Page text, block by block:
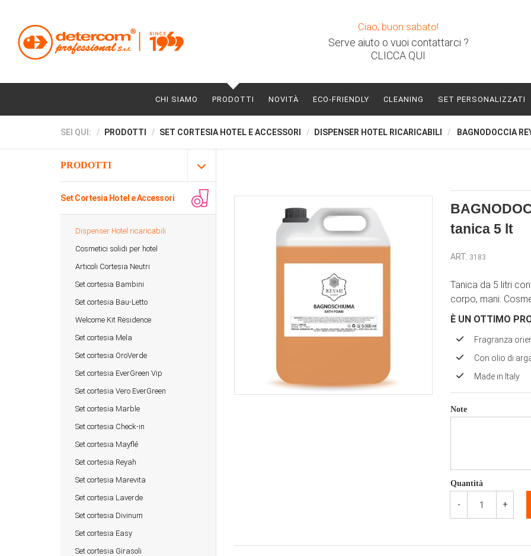
Ciao, buon sabato!
Serve aiuto o vuoi contattarci ?
CLICCA QUI
CHI SIAMO PRODOTTI NOVITÀ ECO-FRIENDLY CLEANING SET PERSONALIZZATI
SEI QUI: PRODOTTI SET CORTESIA HOTEL E ACCESSORI DISPENSER HOTEL RICARICABILI BAGNODOCCIA
PRODOTTI
Set Cortesia Hotel e Accessori
Dispenser Hotel ricaricabili
Cosmetici solidi per hotel
Articoli Cortesia Neutri
Set cortesia Bambini
Set cortesia Bau-Letto
Welcome Kit Residence
Set cortesia Mela
Set cortesia OroVerde
Set cortesia EverGreen Vip
Set cortesia Vero EverGreen
Set cortesia Marble
Set cortesia Check-in
Set cortesia Mayflé
Set cortesia Reyah
Set cortesia Marevita
Set cortesia Laverde
Set cortesia Divinum
Set cortesia Easy
Set cortesia Girasoli
tanica 5 lt
ART. 3183
Tanica da 5 litri
corpo, mani.
È UN OTTIMO
Fragranza
Con olio di
Made in Italy
Note
Quantità
- +